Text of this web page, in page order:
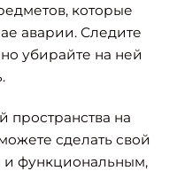
которые
аварии. Следите
убирайте на ней
пространства на
сделать свой
и функциональным,